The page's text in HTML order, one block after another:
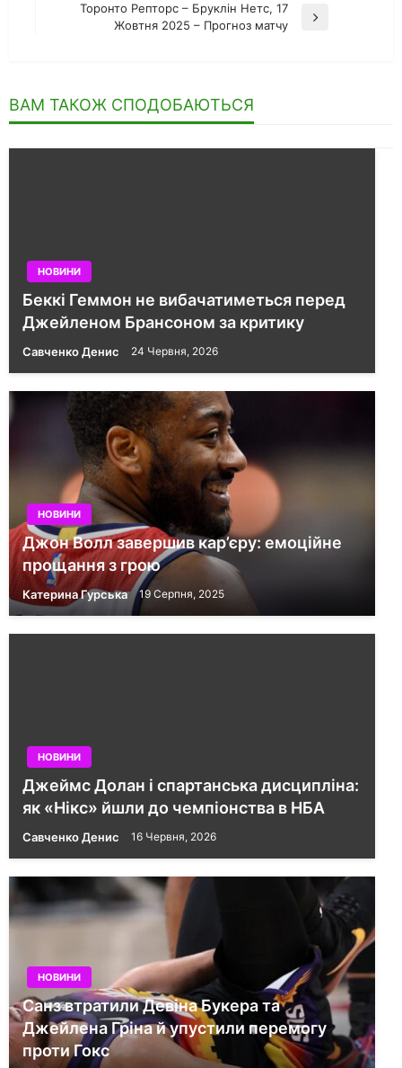
Наступний
Торонто Репторс – Бруклін Нетс, 17
Жовтня 2025 – Прогноз матчу
ВАМ ТАКОЖ СПОДОБАЮТЬСЯ
НОВИНИ
Беккі Геммон не вибачатиметься перед
Джейленом Брансоном за критику
Савченко Денис 24 Червня, 2026
НОВИНИ
Джон Волл завершив кар’єру: емоційне
прощання з грою
Катерина Гурська 19 Серпня, 2025
НОВИНИ
Джеймс Долан і спартанська дисципліна:
як «Нікс» йшли до чемпіонства в НБА
Савченко Денис 16 Червня, 2026
НОВИНИ
Санз втратили Девіна Букера та
Джейлена Гріна й упустили перемогу
проти Гокс